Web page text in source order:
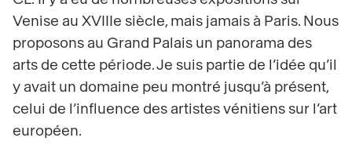
Venise au XVIIIe siècle, mais jamais à Paris. Nous
proposons au Grand Palais un panorama des
arts de cette période. Je suis partie de l’idée qu’il
y avait un domaine peu montré jusqu’à présent,
celui de l’influence des artistes vénitiens sur l’art
européen.